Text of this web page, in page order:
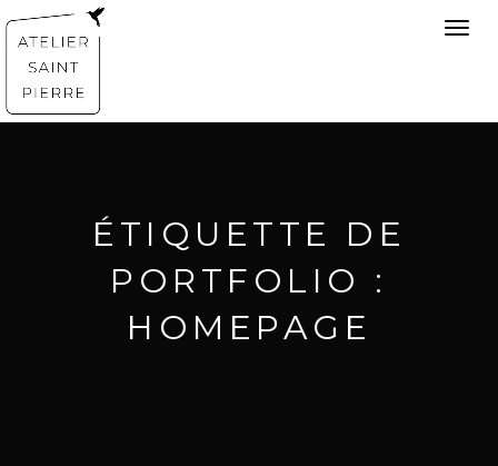
ÉTIQUETTE DE
PORTFOLIO :
HOMEPAGE